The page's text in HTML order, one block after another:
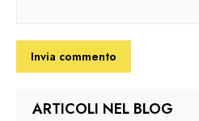
ARTICOLI NEL BLOG